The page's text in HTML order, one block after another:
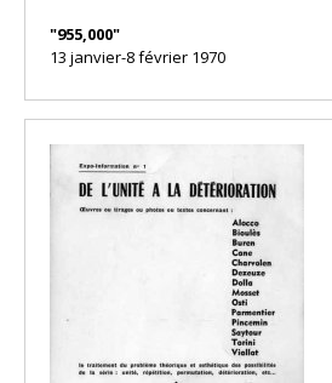
"955,000"
13 janvier-8 février 1970